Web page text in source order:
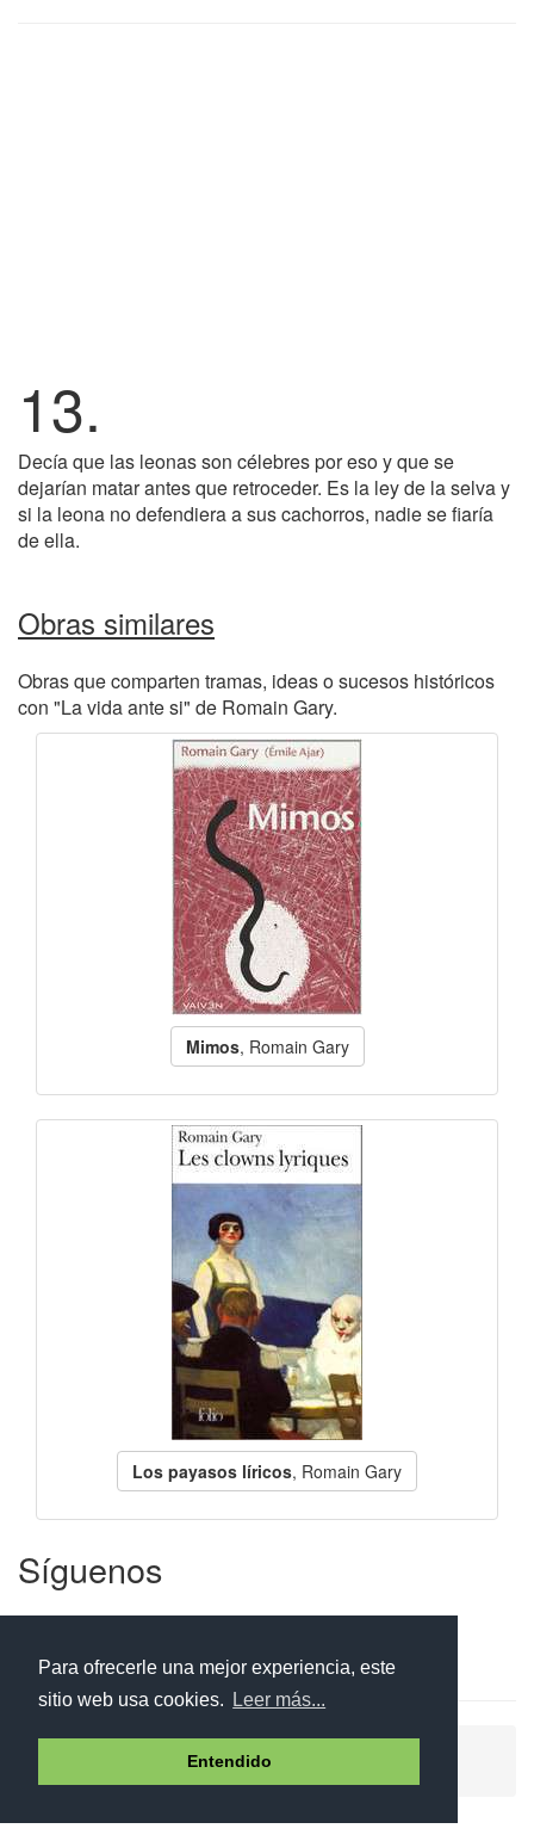
Para ofrecerle una mejor experiencia, este
sitio web usa cookies.
Leer más...
Entendido
13.
Decía que las leonas son célebres por eso y que se
dejarían matar antes que retroceder. Es la ley de la selva y
si la leona no defendiera a sus cachorros, nadie se fiaría
de ella.
Obras similares
Obras que comparten tramas, ideas o sucesos históricos
con "La vida ante si" de Romain Gary.
Mimos, Romain Gary
Los payasos líricos, Romain Gary
Síguenos
Ayuda Aviso legal
Política de cookies
Política de privacidad